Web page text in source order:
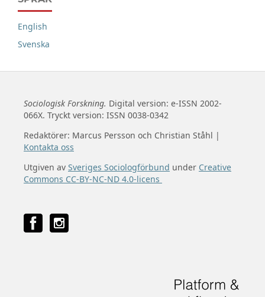
English
Svenska
Sociologisk Forskning. Digital version: e-ISSN 2002-
066X. Tryckt version: ISSN 0038-0342
Redaktörer: Marcus Persson och Christian Ståhl |
Kontakta oss
Utgiven av Sveriges Sociologförbund under Creative
Commons CC-BY-NC-ND 4.0-licens